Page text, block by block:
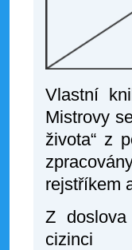
Vlastní
Mistrovy
života“ z
rejstříkem
Z
cizinci